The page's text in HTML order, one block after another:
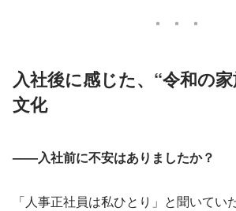
入社後に感じた、“令和の
文化
——入社前に不安はありましたか？
「人事正社員は私ひとり」と聞いてい